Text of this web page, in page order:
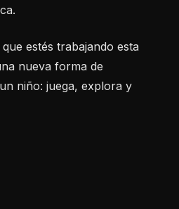
estés trabajando esta
nueva forma de
niño: juega, explora y